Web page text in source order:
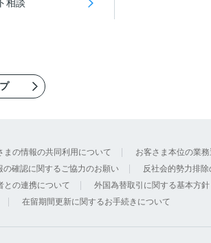
相談
まの情報の共同利用について
お客さま本位の業
の確認に関するご協力のお願い
反社会的勢力排
との連携について 外国為替取引に関する基本方針
在留期間更新に関するお手続きについて